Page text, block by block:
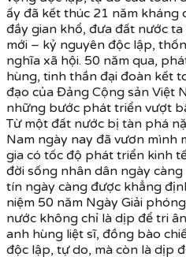
ấy đã kết thúc 21 năm kháng
đầy gian khổ, đưa đất nước
mới – kỷ nguyên độc lập,
nghĩa xã hội. 50 năm qua,
hùng, tinh thần đại đoàn kết
đạo của Đảng Cộng sản Việt
những bước phát triển vượt
Từ một đất nước bị tàn phá
Nam ngày nay đã vươn mình
gia có tốc độ phát triển kinh
đời sống nhân dân ngày
tín ngày càng được khẳng
niệm 50 năm Ngày Giải
nước không chỉ là dịp để tri
anh hùng liệt sĩ, đồng bào
độc lập, tự do, mà còn là dịp